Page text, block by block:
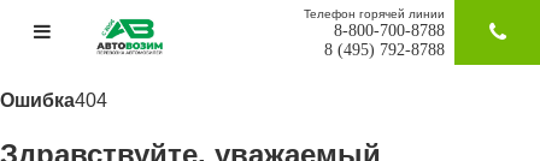
Телефон горячей линии
8-800-700-8788
8 (495) 792-8788
Ошибка404
Здравствуйте, уважаемый